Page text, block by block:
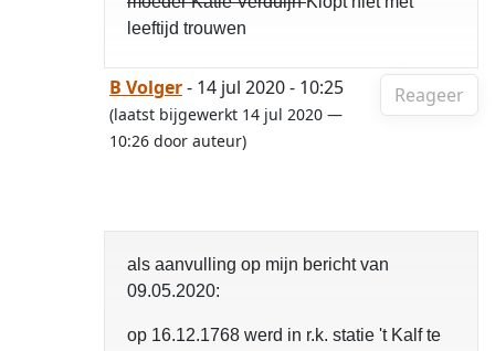
leeftijd trouwen
Reageer
B Volger- 14 jul 2020 - 10:25
(laatst bijgewerkt 14 jul 2020 —
10:26 door auteur)
als aanvulling op mijn bericht van
09.05.2020:
op 16.12.1768 werd in r.k. statie 't Kalf te